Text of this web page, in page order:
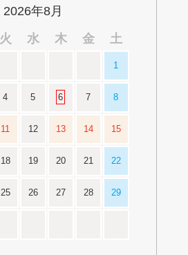
2026年8月
火 水 木 金 土
1
4 5 6 7 8
11 12 13 14 15
18 19 20 21 22
25 26 27 28 29